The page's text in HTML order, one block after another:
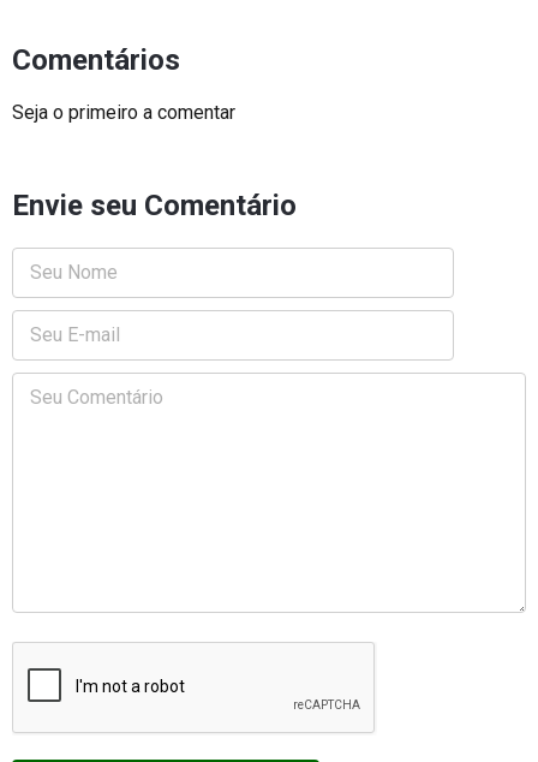
Comentários
Seja o primeiro a comentar
Envie seu Comentário